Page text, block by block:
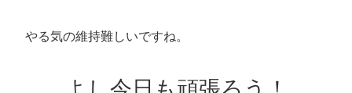
やる気の維持難しいですね。